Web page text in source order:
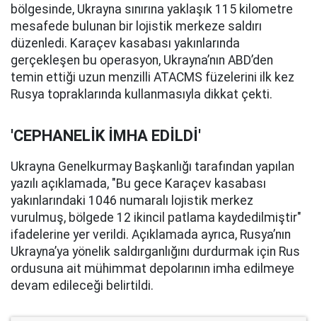
bölgesinde, Ukrayna sınırına yaklaşık 115 kilometre
mesafede bulunan bir lojistik merkeze saldırı
düzenledi. Karaçev kasabası yakınlarında
gerçekleşen bu operasyon, Ukrayna’nın ABD’den
temin ettiği uzun menzilli ATACMS füzelerini ilk kez
Rusya topraklarında kullanmasıyla dikkat çekti.
'CEPHANELİK İMHA EDİLDİ'
Ukrayna Genelkurmay Başkanlığı tarafından yapılan
yazılı açıklamada, "Bu gece Karaçev kasabası
yakınlarındaki 1046 numaralı lojistik merkez
vurulmuş, bölgede 12 ikincil patlama kaydedilmiştir"
ifadelerine yer verildi. Açıklamada ayrıca, Rusya’nın
Ukrayna’ya yönelik saldırganlığını durdurmak için Rus
ordusuna ait mühimmat depolarının imha edilmeye
devam edileceği belirtildi.